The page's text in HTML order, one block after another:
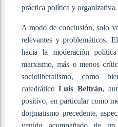
práctica política y organizativa.
A modo de conclusión, solo
relevantes y problemáticos.
hacia la moderación
marxismo, más o menos
socioliberalismo, como
catedráticoLuis Beltrán,
positivo, en particular como
dogmatismo precedente,
venido acompañado de